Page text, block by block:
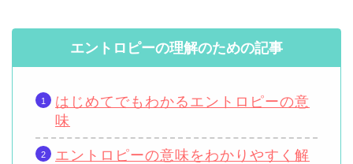
エントロピーの理解のための記事
はじめてでもわかるエントロピーの意
味
エントロピーの意味をわかりやすく解